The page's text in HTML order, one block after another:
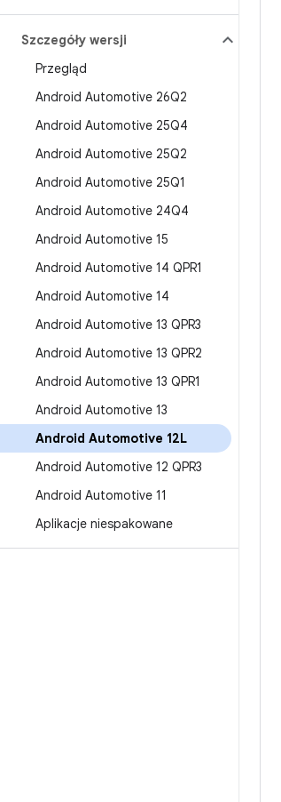
Szczegóły wersji
Przegląd
Android Automotive 26Q2
Android Automotive 25Q4
Android Automotive 25Q2
Android Automotive 25Q1
Android Automotive 24Q4
Android Automotive 15
Android Automotive 14 QPR1
Android Automotive 14
Android Automotive 13 QPR3
Android Automotive 13 QPR2
Android Automotive 13 QPR1
Android Automotive 13
Android Automotive 12L
Android Automotive 12 QPR3
Android Automotive 11
Aplikacje niespakowane